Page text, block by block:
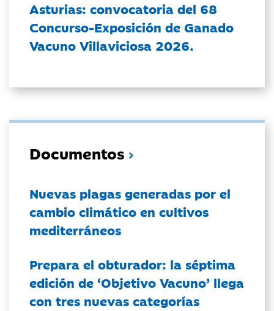
Asturias: convocatoria del 68
Concurso-Exposición de Ganado
Vacuno Villaviciosa 2026.
Documentos
Nuevas plagas generadas por el
cambio climático en cultivos
mediterráneos
Prepara el obturador: la séptima
edición de ‘Objetivo Vacuno’ llega
con tres nuevas categorías